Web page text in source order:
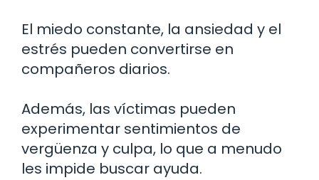
El miedo constante, la ansiedad y el
estrés pueden convertirse en
compañeros diarios.
Además, las víctimas pueden
experimentar sentimientos de
vergüenza y culpa, lo que a menudo
les impide buscar ayuda.